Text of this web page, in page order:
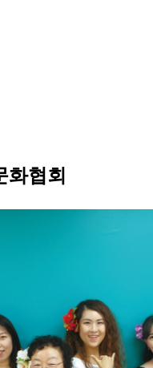
화협회